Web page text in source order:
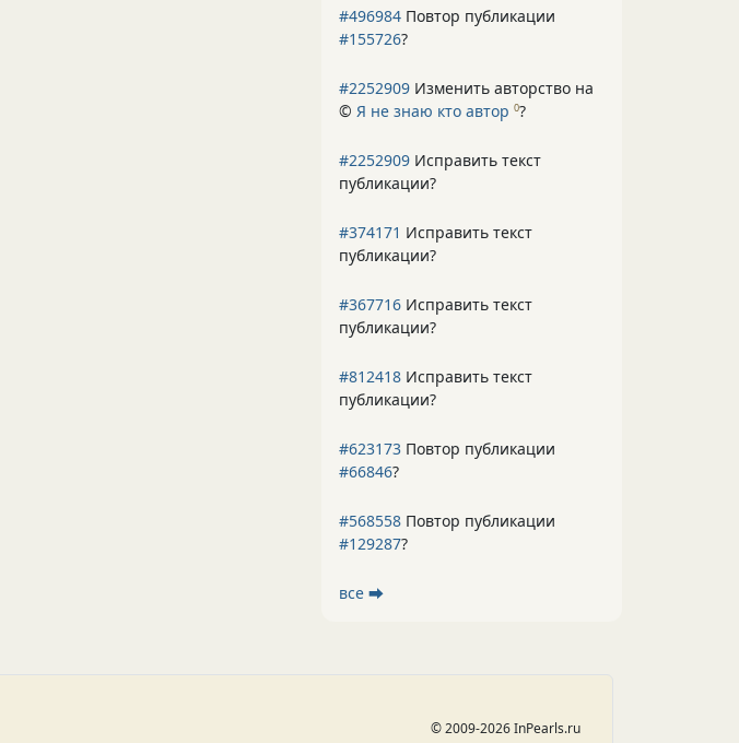
#496984 Повтор публикации
#155726?
#2252909 Изменить авторство на
© Я не знаю кто автор 0?
#2252909 Исправить текст
публикации?
#374171 Исправить текст
публикации?
#367716 Исправить текст
публикации?
#812418 Исправить текст
публикации?
#623173 Повтор публикации
#66846?
#568558 Повтор публикации
#129287?
все ⮕
© 2009-2026 InPearls.ru